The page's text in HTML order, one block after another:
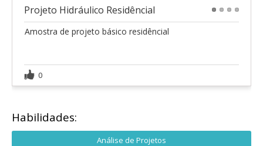
Projeto Hidráulico Residêncial
Amostra de projeto básico residêncial
0
Habilidades:
Análise de Projetos